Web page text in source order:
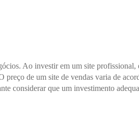
Ao investir em um site profissional,
de um site de vendas varia de
considerar que um investimento